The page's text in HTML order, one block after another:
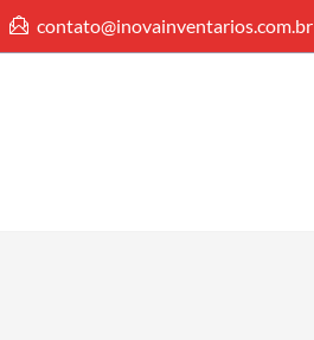
contato@inovainventarios.com.br